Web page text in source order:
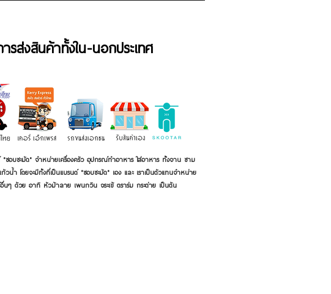
รส่งสินค้าทั้งใน-นอกประเทศ
"ชอบชะมัด" จำหน่ายเครื่องครัว อุปกรณ์ทำอาหาร ใส่อาหาร ทั้งจาน ชาม
วน้ำ โดยจะมีทั้งที่เป็นแบรนด์ "ชอบชะมัด" เอง และ เราเป็นตัวแทนจำหน่าย
นๆ ด้วย อาทิ หัวม้าลาย เพนกวิน จระเข้ ตราร่ม กระต่าย เป็นต้น